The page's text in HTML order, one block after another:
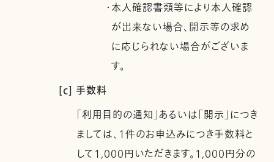
・本人確認書類等により本人確認
が出来ない場合、開示等の求め
に応じられない場合がございま
す。
[c] 手数料
「利用目的の通知」あるいは「開示」につき
ましては、1件のお申込みにつき手数料と
して1,000円いただきます。1,000円分の